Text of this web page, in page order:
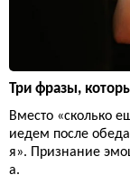
Три фразы,
Вместо «сколько
иедем после
я». Признание
а.